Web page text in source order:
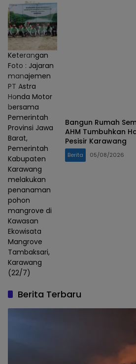
Keterangan
Foto : Jajaran
manajemen
PT Astra
Honda Motor
bersama
Pemerintah
Provinsi Jawa
Barat,
Pemerintah
Kabupaten
Karawang
melakukan
penanaman
pohon
mangrove di
Kawasan
Ekowisata
Mangrove
Tambaksari,
Karawang
(22/7)
Bangun Rumah
AHM Tumbuhkan
Pesisir Karawang
Berita 05/08/2026
Berita Terbaru